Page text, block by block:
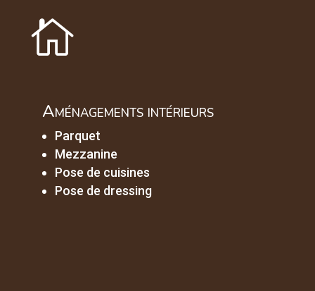

Aménagements intérieurs
Parquet
Mezzanine
Pose de cuisines
Pose de dressing